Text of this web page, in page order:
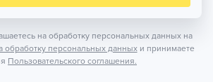
на обработку персональных данных на
обработку персональных данных и принимаете
Пользовательского соглашения.